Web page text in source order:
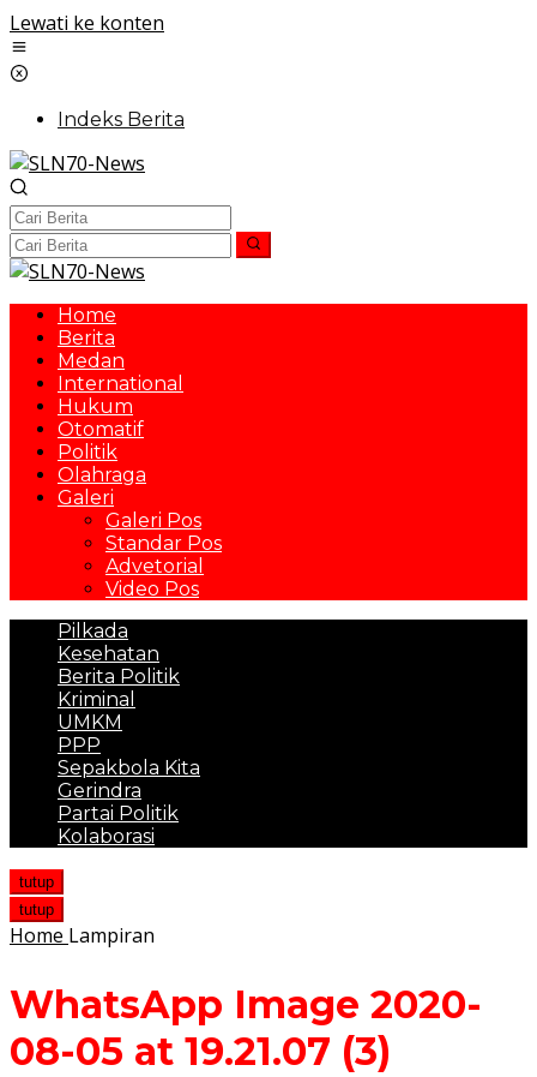
Lewati ke konten
Indeks Berita
Home
Berita
Medan
International
Hukum
Otomatif
Politik
Olahraga
Galeri
Galeri Pos
Standar Pos
Advetorial
Video Pos
Pilkada
Kesehatan
Berita Politik
Kriminal
UMKM
PPP
Sepakbola Kita
Gerindra
Partai Politik
Kolaborasi
tutup
tutup
Home Lampiran
WhatsApp Image 2020-
08-05 at 19.21.07 (3)